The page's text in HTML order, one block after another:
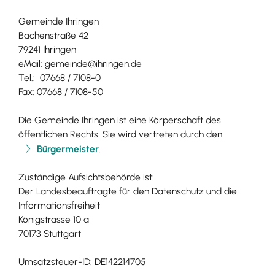
Gemeinde Ihringen
Bachenstraße 42
79241 Ihringen
eMail: gemeinde@ihringen.de
Tel.: 07668 / 7108-0
Fax: 07668 / 7108-50
Die Gemeinde Ihringen ist eine Körperschaft des
öffentlichen Rechts. Sie wird vertreten durch den
Bürgermeister.
Zuständige Aufsichtsbehörde ist:
Der Landesbeauftragte für den Datenschutz und die
Informationsfreiheit
Königstrasse 10 a
70173 Stuttgart
Umsatzsteuer-ID: DE142214705